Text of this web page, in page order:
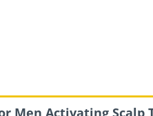
Men Activating Scalp